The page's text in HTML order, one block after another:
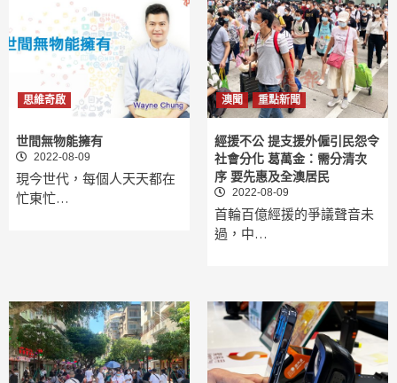
思維奇啟
世間無物能擁有
2022-08-09
現今世代，每個人天天都在
忙東忙…
澳聞 重點新聞
經援不公 提支援外僱引民怨令
社會分化 葛萬金：需分清次
序 要先惠及全澳居民
2022-08-09
首輪百億經援的爭議聲音未
過，中…